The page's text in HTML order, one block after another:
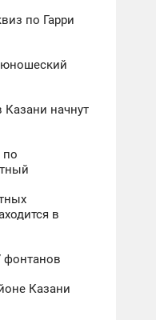
по Гарри
юношеский
начнут
по
в
фонтанов
Казани